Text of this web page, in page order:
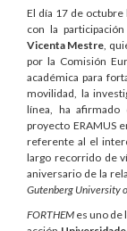
El día 17 de
con la
Vicenta Mestre,
por la Comisión
académica para
movilidad, la
línea, ha afirmado
proyecto ERAMUS
referente al el
largo recorrido de
aniversario de la
Gutenberg University
FORTHEM es uno de